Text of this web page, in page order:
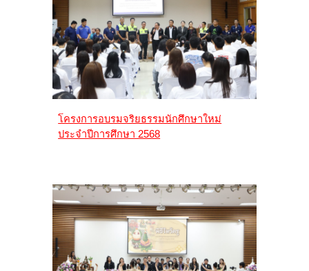
โครงการอบรมจริยธรรมนักศึกษาใหม่
ประจำปีการศึกษา 2568